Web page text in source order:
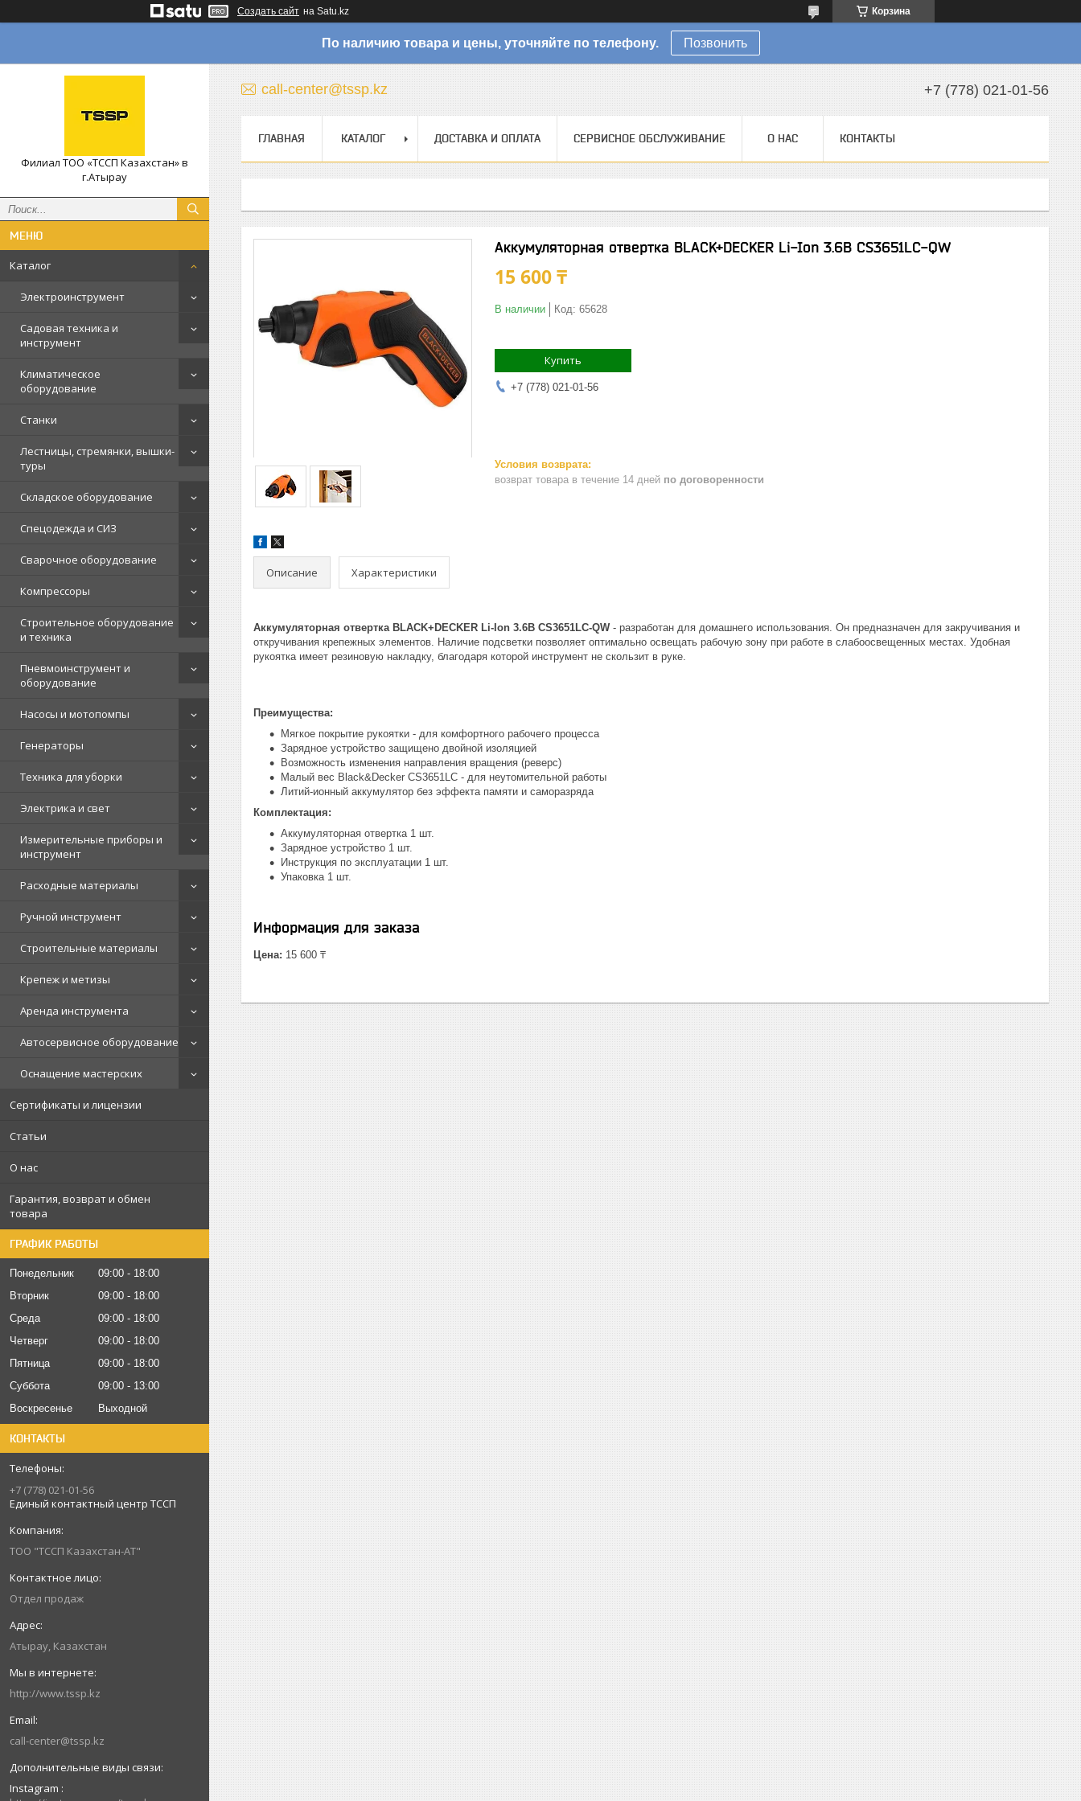
Создать сайт на Satu.kz Корзина
По наличию товара и цены, уточняйте по телефону. Позвонить
Филиал ТОО «ТССП Казахстан» в
г.Атырау
Каталог
Электроинструмент
Садовая техника и
инструмент
Климатическое
оборудование
Станки
Лестницы, стремянки, вышки-
туры
Складское оборудование
Спецодежда и СИЗ
Сварочное оборудование
Компрессоры
Строительное оборудование
и техника
Пневмоинструмент и
оборудование
Насосы и мотопомпы
Генераторы
Техника для уборки
Электрика и свет
Измерительные приборы и
инструмент
Расходные материалы
Ручной инструмент
Строительные материалы
Крепеж и метизы
Аренда инструмента
Автосервисное оборудование
Оснащение мастерских
Сертификаты и лицензии
Статьи
О нас
Гарантия, возврат и обмен
товара
ГРАФИК РАБОТЫ
Понедельник 09:00
18:00
Вторник
09:00
18:00
Среда
09:00
18:00
Четверг
09:00
18:00
Пятница
09:00
18:00
Суббота
09:00
13:00
Воскресенье
Выходной
КОНТАКТЫ
+7 (778) 021-01-56
Единый контактный центр ТССП
ТОО "ТССП Казахстан-АТ"
Отдел продаж
Атырау, Казахстан
http://www.tssp.kz
call-center@tssp.kz
Instagram
call-center@tssp.kz +7 (778) 021-01-56
ГЛАВНАЯ КАТАЛОГ ДОСТАВКА И ОПЛАТА СЕРВИСНОЕ ОБСЛУЖИВАНИЕ О НАС КОНТАКТЫ
Аккумуляторная отвертка BLACK+DECKER Li-Ion 3.6B CS3651LC-QW
15 600 ₸
В наличии Код: 65628
Купить
+7 (778) 021-01-56
возврат товара в течение 14 дней по договоренности
Описание Характеристики
Аккумуляторная отвертка BLACK+DECKER Li-Ion 3.6B CS3651LC-QW- разработан для домашнего использования. Он предназначен для закручивания и
откручивания крепежных элементов. Наличие подсветки позволяет оптимально освещать рабочую зону при работе в слабоосвещенных местах. Удобная
рукоятка имеет резиновую накладку, благодаря которой инструмент не скользит в руке.
Преимущества:
Мягкое покрытие рукоятки - для комфортного рабочего процесса
Зарядное устройство защищено двойной изоляцией
Возможность изменения направления вращения (реверс)
Малый вес Black&Decker CS3651LC - для неутомительной работы
Литий-ионный аккумулятор без эффекта памяти и саморазряда
Комплектация:
Аккумуляторная отвертка 1 шт.
Зарядное устройство 1 шт.
Инструкция по эксплуатации 1 шт.
Упаковка 1 шт.
Информация для заказа
Цена: 15 600 ₸